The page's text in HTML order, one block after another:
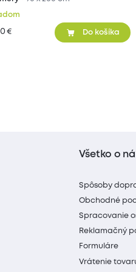
€ Do košíka
Všetko o
Spôsoby
Obchodné
Spracovanie
Reklamačný
Formuláre
Vrátenie